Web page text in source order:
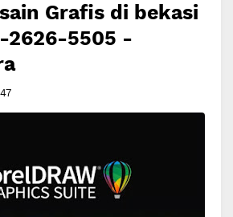
Grafis di bekasi
2626-5505 -